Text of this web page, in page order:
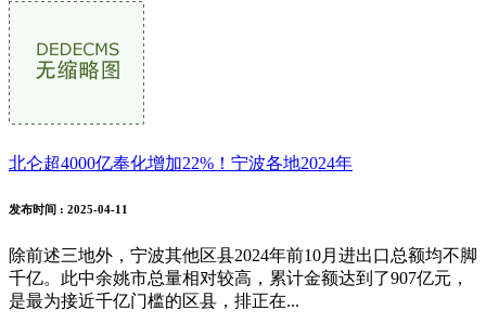
北仑超4000亿奉化增加22%！宁波各地2024年
发布时间 : 2025-04-11
除前述三地外，宁波其他区县2024年前10月进出口总额均不脚
千亿。此中余姚市总量相对较高，累计金额达到了907亿元，
是最为接近千亿门槛的区县，排正在...